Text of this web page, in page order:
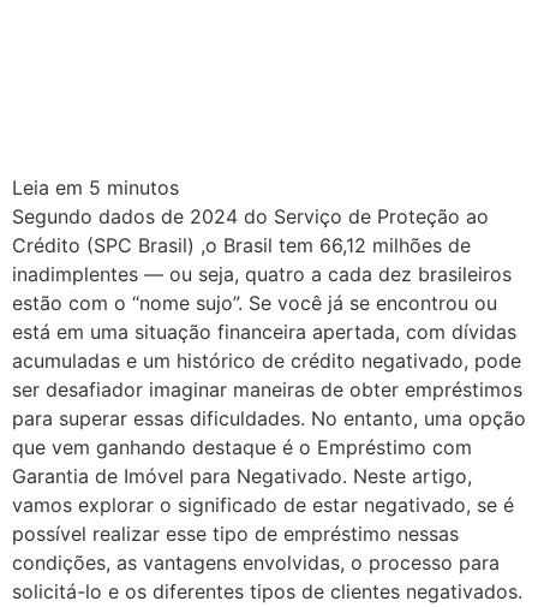
Leia em 5 minutos
Segundo dados de 2024 do Serviço de Proteção ao
Crédito (SPC Brasil) ,o Brasil tem 66,12 milhões de
inadimplentes — ou seja, quatro a cada dez brasileiros
estão com o “nome sujo”. Se você já se encontrou ou
está em uma situação financeira apertada, com dívidas
acumuladas e um histórico de crédito negativado, pode
ser desafiador imaginar maneiras de obter empréstimos
para superar essas dificuldades. No entanto, uma opção
que vem ganhando destaque é o Empréstimo com
Garantia de Imóvel para Negativado. Neste artigo,
vamos explorar o significado de estar negativado, se é
possível realizar esse tipo de empréstimo nessas
condições, as vantagens envolvidas, o processo para
solicitá-lo e os diferentes tipos de clientes negativados.